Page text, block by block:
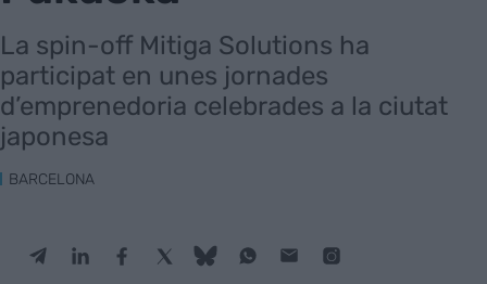
La spin-off Mitiga Solutions ha
participat en unes jornades
d’emprenedoria celebrades a la ciutat
japonesa
BARCELONA